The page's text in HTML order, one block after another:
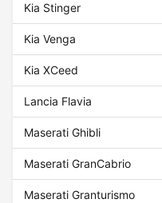
Kia Stinger
Kia Venga
Kia XCeed
Lancia Flavia
Maserati Ghibli
Maserati GranCabrio
Maserati Granturismo